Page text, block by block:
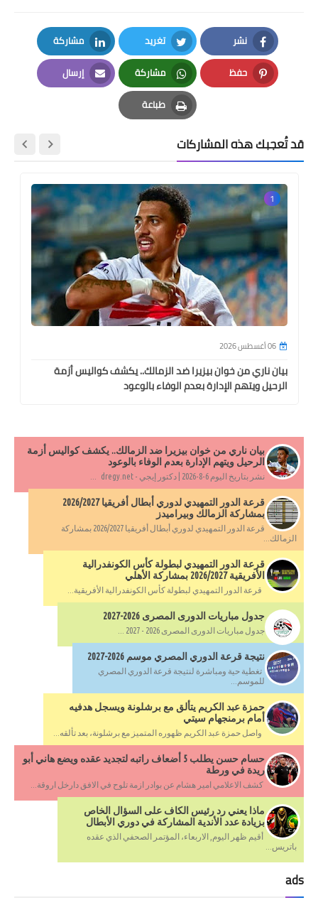
نشر
Facebook
تغريد
Twitter
مشاركة
LinkedIn
حفظ
Pinterest
مشاركة
Whatsapp
إرسال
Email
طباعة
Print
قد تُعجبك هذه المشاركات
1
06 أغسطس 2026
بيان ناري من خوان بيزيرا ضد الزمالك.. يكشف كواليس أزمة
الرحيل ويتهم الإدارة بعدم الوفاء بالوعود
بيان ناري من خوان بيزيرا ضد الزمالك.. يكشف كواليس أزمة
الرحيل ويتهم الإدارة بعدم الوفاء بالوعود
نشر بتاريخ اليوم 6-8-2026 | دكتور إيجي - dregy.net ...
قرعة الدور التمهيدي لدوري أبطال أفريقيا 2026/2027
بمشاركة الزمالك وبيراميدز
قرعة الدور التمهيدي لدوري أبطال أفريقيا 2026/2027 بمشاركة
الزمالك...
قرعة الدور التمهيدي لبطولة كأس الكونفدرالية
الأفريقية 2026/2027 بمشاركة الأهلي
قرعة الدور التمهيدي لبطولة كأس الكونفدرالية الأفريقية...
جدول مباريات الدورى المصرى 2026-2027
جدول مباريات الدورى المصرى 2026 - 2027 ...
نتيجة قرعة الدوري المصري موسم 2026-2027
تغطية حية ومباشرة لنتيجة قرعة الدوري المصري
للموسم...
حمزة عبد الكريم يتألق مع برشلونة ويسجل هدفيه
أمام برمنجهام سيتي
واصل حمزة عبد الكريم ظهوره المتميز مع برشلونة، بعد تألقه...
حسام حسن يطلب 5 أضعاف راتبه لتجديد عقده ويضع هاني أبو
ريدة في ورطة
كشف الاعلامي امير هشام عن بوادر ازمة تلوح في الافق دارخل اروقة...
ماذا يعني رد رئيس الكاف على السؤال الخاص
بزيادة عدد الأندية المشاركة في دوري الأبطال
أقيم ظهر اليوم, الاربعاء، المؤتمر الصحفي الذي عقده
باتريس...
ads